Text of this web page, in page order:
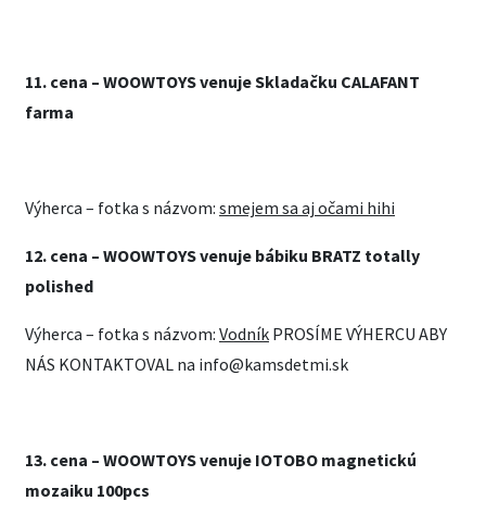
11. cena – WOOWTOYS venuje Skladačku CALAFANT
farma
Výherca – fotka s názvom: smejem sa aj očami hihi
12. cena – WOOWTOYS venuje bábiku BRATZ totally
polished
Výherca – fotka s názvom: Vodník PROSÍME VÝHERCU ABY
NÁS KONTAKTOVAL na info@kamsdetmi.sk
13. cena – WOOWTOYS venuje IOTOBO magnetickú
mozaiku 100pcs